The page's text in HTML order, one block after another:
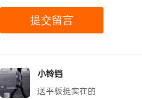
小铃铛
送平板挺实在的